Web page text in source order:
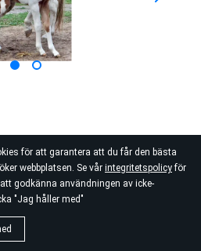
för att garantera att du får den bästa
webbplatsen. Se vår integritetspolicyför
godkänna användningen av icke-
"Jag håller med"